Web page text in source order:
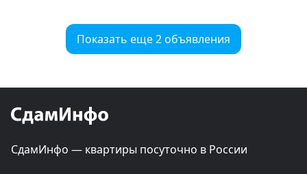
Показать еще 2 объявления
СдамИнфо — квартиры посуточно в России